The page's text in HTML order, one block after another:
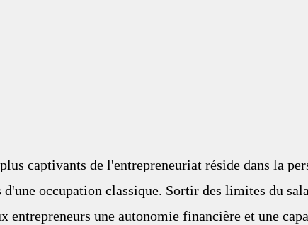
captivants de l'entrepreneuriat réside dans la
occupation classique. Sortir des limites du
entrepreneurs une autonomie financière et une